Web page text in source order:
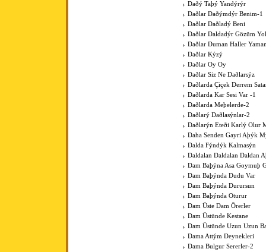
Daðý Taþý Yandýrýr
Daðlar Daðýmdýr Benim-1
Daðlar Daðladý Beni
Daðlar Daldadýr Gözüm
Daðlar Duman Haller
Daðlar Kýzý
Daðlar Oy Oy
Daðlar Siz Ne Daðlarsýz
Daðlarda Çiçek Derrem
Daðlarda Kar Sesi Var -1
Daðlarda Meþelerde-2
Daðlarý Daðlasýnlar-2
Daðlarýn Eteði Karlý Olur
Daha Senden Gayri Aþýk
Dalda Fýndýk Kalmasýn
Daldalan Daldalan Daldan
Dam Baþýna Asa Goymuþ
Dam Baþýnda Dudu Var
Dam Baþýnda Durursun
Dam Baþýnda Oturur
Dam Üste Dam Örerler
Dam Üstünde Kestane
Dam Üstünde Uzun Uzun
Dama Attým Deynekleri
Dama Bulgur Sererler-2